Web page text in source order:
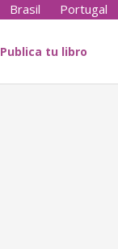
Brasil Portugal
Publica tu libro